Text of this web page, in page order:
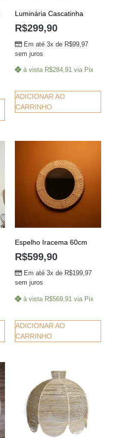
Luminária Cascatinha
R$299,90
Em até 3x de R$99,97
sem juros
à vista R$284,91 via Pix
ADICIONAR AO
CARRINHO
Espelho Iracema 60cm
R$599,90
Em até 3x de R$199,97
sem juros
à vista R$569,91 via Pix
ADICIONAR AO
CARRINHO